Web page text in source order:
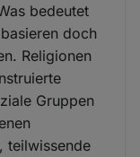
bedeutet
doch
Religionen
Gruppen
teilwissende